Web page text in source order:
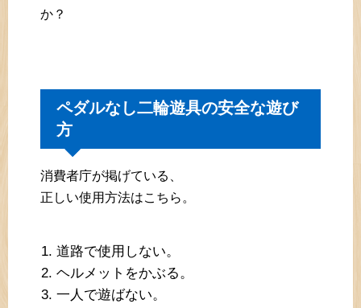
か？
ペダルなし二輪遊具の安全な遊び
方
消費者庁が掲げている、
正しい使用方法はこちら。
道路で使用しない。
ヘルメットをかぶる。
一人で遊ばない。